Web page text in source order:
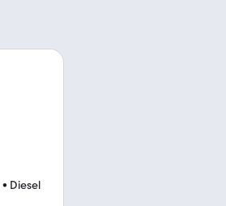
• Diesel